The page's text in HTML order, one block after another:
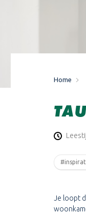
Home
Je loopt